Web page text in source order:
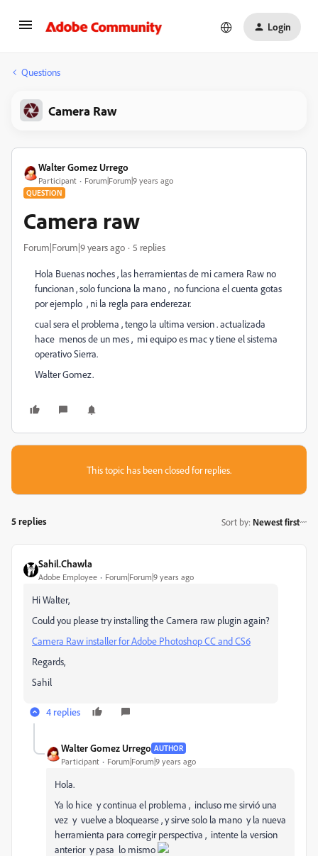
Login
Questions
Camera Raw
Walter Gomez Urrego
Participant Forum|Forum|9 years ago
QUESTION
Camera raw
Forum|Forum|9 years ago 5 replies
Hola Buenas noches , las herramientas de mi camera Raw no
funcionan , solo funciona la mano , no funciona el cuenta gotas
por ejemplo , ni la regla para enderezar.
cual sera el problema , tengo la ultima version . actualizada
hace menos de un mes , mi equipo es mac y tiene el sistema
operativo Sierra.
Walter Gomez.
This topic has been closed for replies.
5 replies Sort by: Newest first
Sahil.Chawla
Adobe Employee Forum|Forum|9 years ago
Hi Walter,
Could you please try installing the Camera raw plugin again?
Camera Raw installer for Adobe Photoshop CC and CS6
Regards,
Sahil
4 replies
Walter Gomez Urrego AUTHOR
Participant Forum|Forum|9 years ago
Hola.
Ya lo hice y continua el problema , incluso me sirvió una
vez y vuelve a bloquearse , y sirve solo la mano y la nueva
herramienta para corregir perspectiva , intente la version
anterior y pasa lo mismo